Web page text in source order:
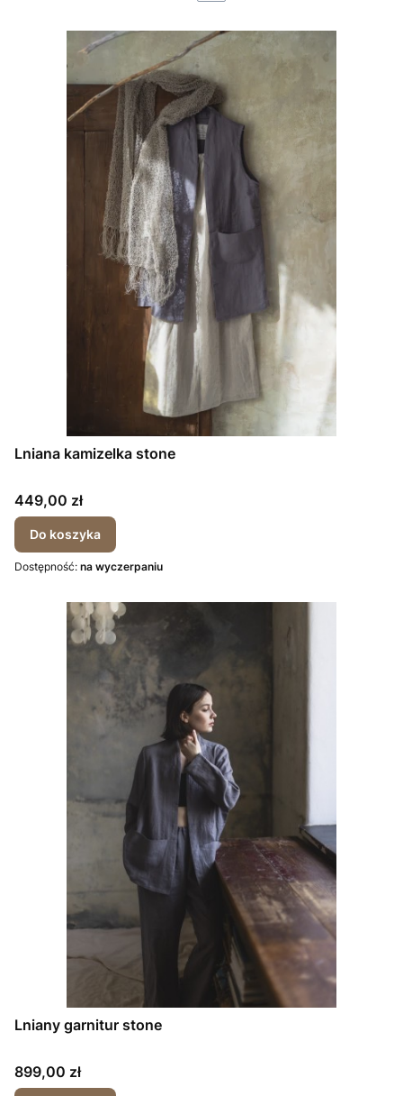
Lniana kamizelka stone
Cena
449,00 zł
Do koszyka
Dostępność: na wyczerpaniu
Lniany garnitur stone
Cena
899,00 zł